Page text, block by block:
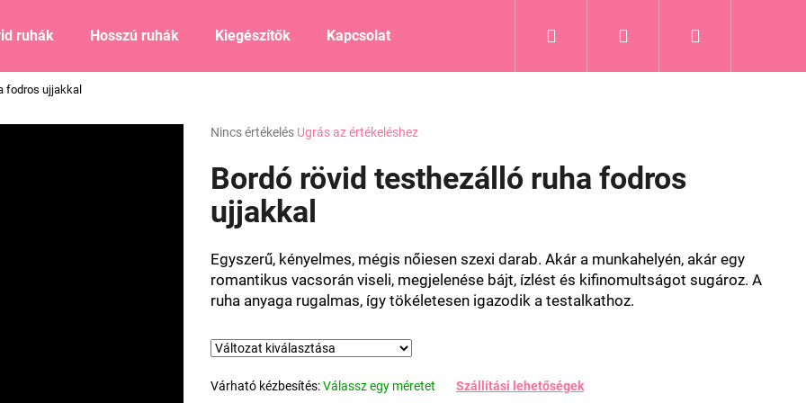
ruhák Hosszú ruhák Kiegészítők Kapcsolat Keresés Bejelentkezés
fodros ujjakkal
A
átlagos
értékelése
ből
csillag.
Nincs értékelés Ugrás az értékeléshez
Bordó rövid testhezálló ruha fodros
ujjakkal
Egyszerű, kényelmes, mégis nőiesen szexi darab. Akár a munkahelyén, akár egy
romantikus vacsorán viseli, megjelenése bájt, ízlést és kifinomultságot sugároz. A
ruha anyaga rugalmas, így tökéletesen igazodik a testalkathoz.
Várható kézbesítés:Válassz egy méretet Szállítási lehetőségek
Mit keres?
KERESÉS